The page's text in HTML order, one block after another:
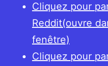
Cliquez pour
Reddit(ouvre
fenêtre)
Cliquez pour